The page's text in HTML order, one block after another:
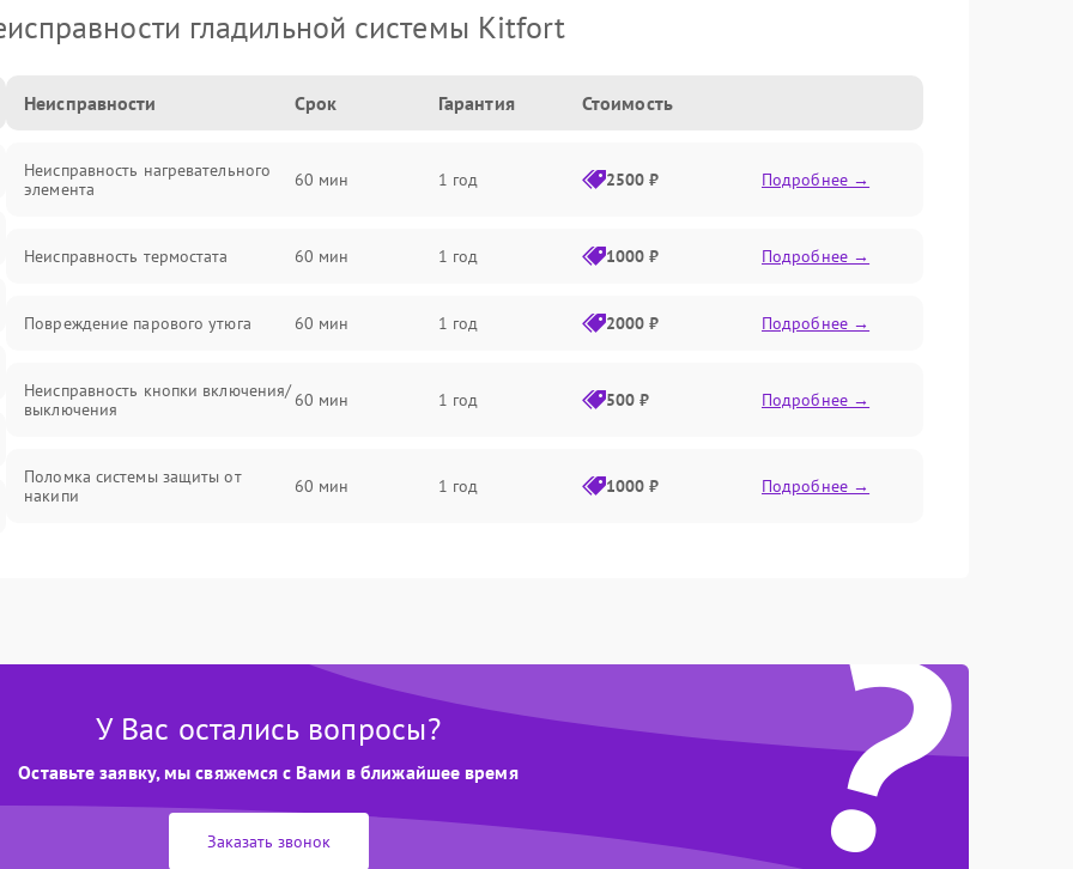
гладильной системы Kitfort
Неисправности Срок Гарантия Стоимость
Неисправность нагревательного
элемента
60 мин 1 год 2500 ₽ Подробнее →
Неисправность термостата 60 мин 1 год 1000 ₽ Подробнее →
Повреждение парового утюга 60 мин 1 год 2000 ₽ Подробнее →
Неисправность кнопки включения/
выключения
60 мин 1 год 500 ₽ Подробнее →
Поломка системы защиты от
накипи
60 мин 1 год 1000 ₽ Подробнее →
отключения
Неисправность системы подачи
60 мин Подробнее →
Поломка сетевого шнура 1 год Подробнее →
?
У Вас остались вопросы?
Оставьте заявку, мы свяжемся с Вами в ближайшее время
Заказать звонок